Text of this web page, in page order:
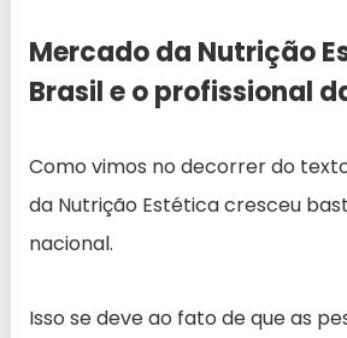
Mercado da Nutrição
Brasil e o profissional
Como vimos no decorrer do
da Nutrição Estética cresceu
nacional.
Isso se deve ao fato de que as